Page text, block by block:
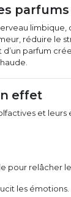
parfums
réduire le
d’un parfum
effet
et leurs
pour relâcher
les émotions.